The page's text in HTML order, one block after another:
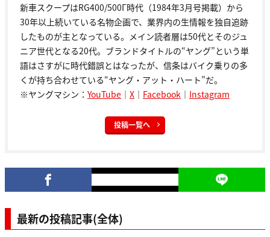
新車スクープはRG400/500Γ時代（1984年3月号掲載）から
30年以上続いている名物企画で、業界内の生情報を独自追跡
したものが主となっている。メイン読者層は50代とそのジュ
ニア世代となる20代。ブランドタイトルの“ヤング”という単
語はさすがに時代錯誤とはなったが、信条はバイク乗りの多
くが持ち合わせている“ヤング・アット・ハート”だ。
※ヤングマシン： YouTube ｜ X ｜ Facebook ｜ Instagram
投稿一覧へ
最新の投稿記事(全体)